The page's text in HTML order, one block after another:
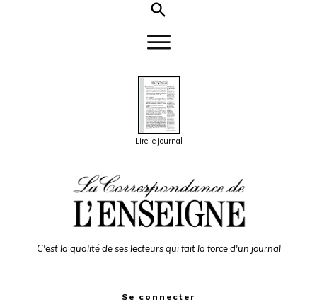
Lire le journal
C'est la qualité de ses lecteurs qui fait la force d'un journal
Se connecter